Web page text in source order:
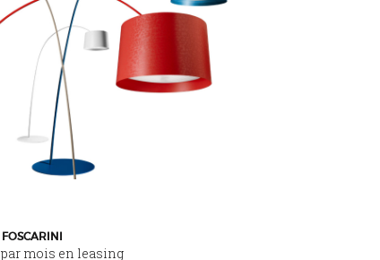
FOSCARINI
par mois en leasing